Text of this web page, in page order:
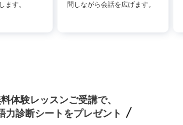
ます。
問しながら会話を広げます。
体験レッスンご受講で、
力診断シートをプレゼント